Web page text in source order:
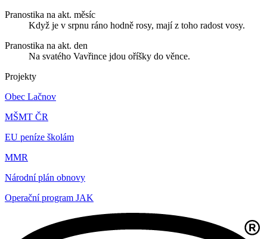
Pranostika na akt. měsíc
Když je v srpnu ráno hodně rosy, mají z toho radost vosy.
Pranostika na akt. den
Na svatého Vavřince jdou oříšky do věnce.
Projekty
Obec Lačnov
MŠMT ČR
EU peníze školám
MMR
Národní plán obnovy
Operační program JAK